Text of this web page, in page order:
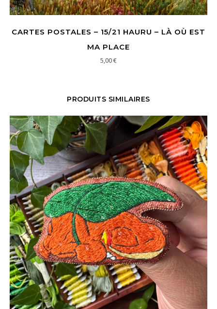
CARTES POSTALES – 15/21 HAURU – LÀ OÙ EST
MA PLACE
5,00€
PRODUITS SIMILAIRES